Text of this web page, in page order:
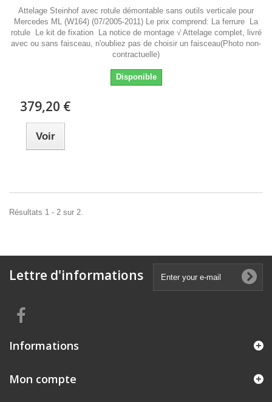
Attelage Steinhof avec rotule démontable sans outils verticale pour
Mercedes ML (W164) (07/2005-2011) Le prix comprend: La ferrure La
rotule Le kit de fixation La notice de montage √ Attelage complet, livré
avec ou sans faisceau, n'oubliez pas de choisir un faisceau(Photo non-
contractuelle)
Disponible
379,20 €
Voir
Résultats 1 - 2 sur 2.
Lettre d'informations
Informations
Mon compte